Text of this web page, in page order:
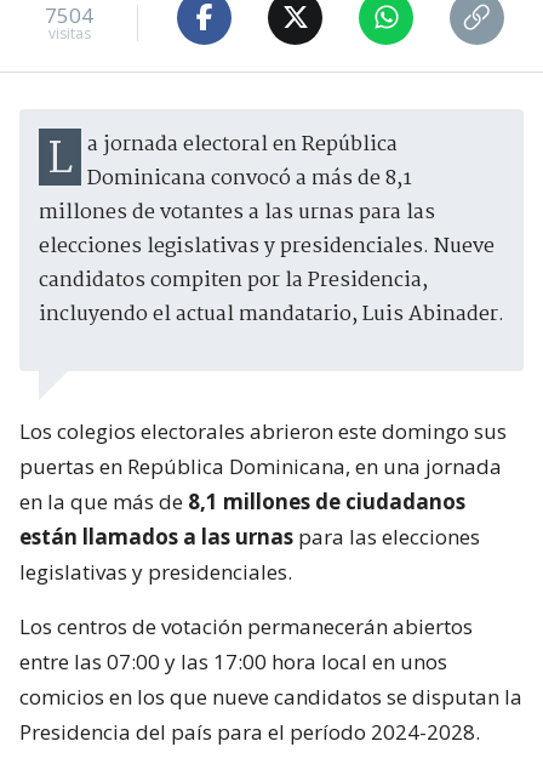
7504
visitas
La jornada electoral en República Dominicana convocó a más de 8,1
millones de votantes a las urnas para las
elecciones legislativas y presidenciales. Nueve
candidatos compiten por la Presidencia,
incluyendo el actual mandatario, Luis Abinader.
Los colegios electorales abrieron este domingo sus
puertas en República Dominicana, en una jornada
en la que más de 8,1 millones de ciudadanos
están llamados a las urnas para las elecciones
legislativas y presidenciales.
Los centros de votación permanecerán abiertos
entre las 07:00 y las 17:00 hora local en unos
comicios en los que nueve candidatos se disputan la
Presidencia del país para el período 2024-2028.